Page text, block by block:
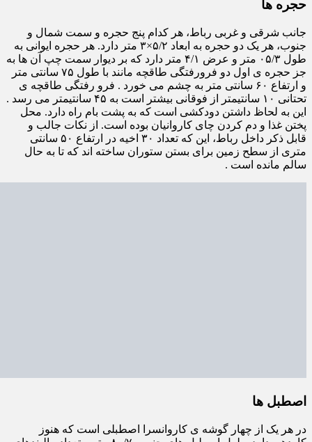
حجره ها
جانب شرقی و غربی رباط، هر کدام پنج حجره و سمت شمال و
جنوب، هر یک دو حجره به ابعاد ۵/۲×۳ متر دارد. هر حجره ایوانی به
طول ۰۵/۳ متر و عرض ۴/۱ متر دارد که بر دیوار سمت چپ آن ها به
جز حجره ی اول دو فرورفتگی طاقچه مانند با طول ۷۵ سانتی متر
و ارتفاع ۶۰ سانتی متر به چشم می خورد . فرو رفتگی طاقچه ی
تحتانی ۱۰ سانتیمتر از فوقانی بیشتر است به ۴۵ سانتیمتر می رسد .
این به لحاظ داشتن دودکشی است که به پشت بام راه دارد. محل
پختن غذا و دم کردن چای کاروانیان بوده است. از نکات جالب و
قابل ذکر داخل رباط، این که تعداد ۳۰ اخیه در ارتفاع ۵۰ سانتی
متری از سطح زمین برای بستن ستوران ساخته اند که تا به حال
سالم مانده است .
اصطبل ها
در هر یک از چهار گوشه ی کاروانسرا اصطبلی است که هنوز